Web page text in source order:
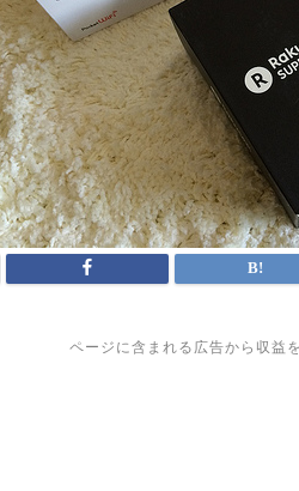
ページに含まれる広告から収益